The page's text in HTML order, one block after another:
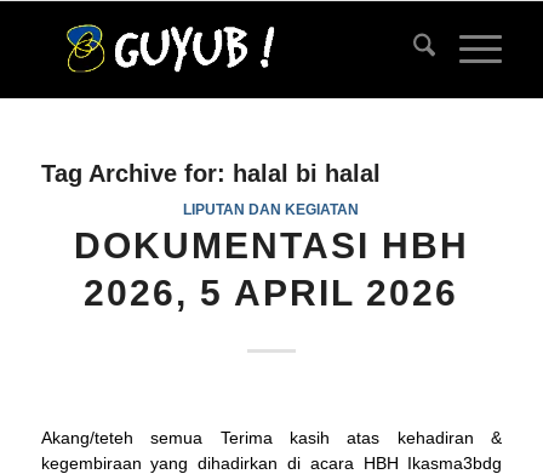
Tag Archive for: halal bi halal
LIPUTAN DAN KEGIATAN
DOKUMENTASI HBH
2026, 5 APRIL 2026
Akang/teteh semua Terima kasih atas kehadiran &
kegembiraan yang dihadirkan di acara HBH Ikasma3bdg